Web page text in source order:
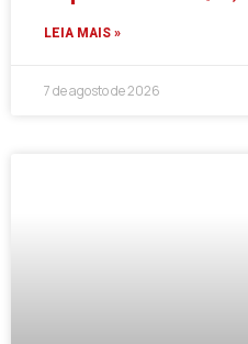
LEIA MAIS »
7 de agosto de 2026